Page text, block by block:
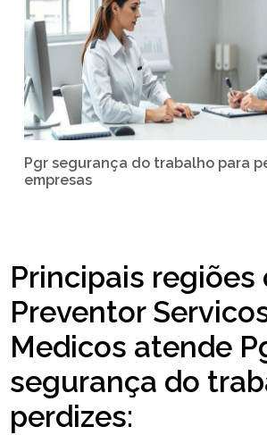
Pgr segurança do trabalho para
empresas
Principais regiões
Preventor
Medicos atende
segurança do
perdizes: